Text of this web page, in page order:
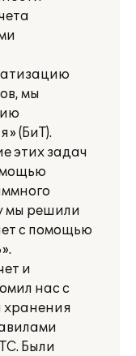
мы
(БиТ).
этих задач
мы решили
с помощью
и
нас с
хранения
Были